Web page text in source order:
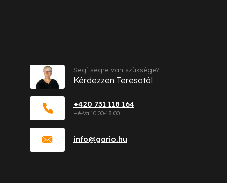
info@gario.hu
+420 731 118 164
Segítségre van szüksége?
Kérdezzen Teresatól